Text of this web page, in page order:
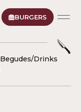
BURGERS
Begudes/Drinks